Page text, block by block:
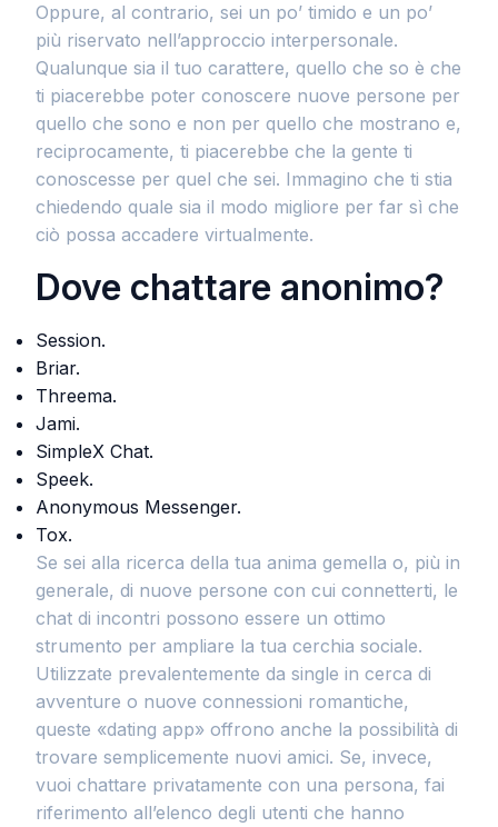
Oppure, al contrario, sei un po’ timido e un po’
più riservato nell’approccio interpersonale.
Qualunque sia il tuo carattere, quello che so è che
ti piacerebbe poter conoscere nuove persone per
quello che sono e non per quello che mostrano e,
reciprocamente, ti piacerebbe che la gente ti
conoscesse per quel che sei. Immagino che ti stia
chiedendo quale sia il modo migliore per far sì che
ciò possa accadere virtualmente.
Dove chattare anonimo?
Session.
Briar.
Threema.
Jami.
SimpleX Chat.
Speek.
Anonymous Messenger.
Tox.
Se sei alla ricerca della tua anima gemella o, più in
generale, di nuove persone con cui connetterti, le
chat di incontri possono essere un ottimo
strumento per ampliare la tua cerchia sociale.
Utilizzate prevalentemente da single in cerca di
avventure o nuove connessioni romantiche,
queste «dating app» offrono anche la possibilità di
trovare semplicemente nuovi amici. Se, invece,
vuoi chattare privatamente con una persona, fai
riferimento all’elenco degli utenti che hanno